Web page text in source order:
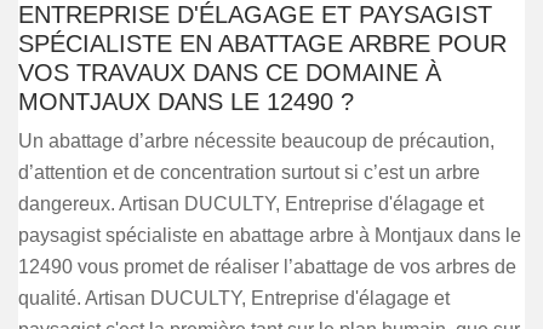
ENTREPRISE D'ÉLAGAGE ET PAYSAGIST
SPÉCIALISTE EN ABATTAGE ARBRE POUR
VOS TRAVAUX DANS CE DOMAINE À
MONTJAUX DANS LE 12490 ?
Un abattage d’arbre nécessite beaucoup de précaution,
d’attention et de concentration surtout si c’est un arbre
dangereux. Artisan DUCULTY, Entreprise d'élagage et
paysagist spécialiste en abattage arbre à Montjaux dans le
12490 vous promet de réaliser l’abattage de vos arbres de
qualité. Artisan DUCULTY, Entreprise d'élagage et